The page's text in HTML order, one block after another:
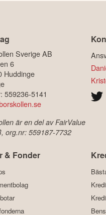
Sverige AB
6
Huddinge
559236-5141
är en del av FairValue
org.nr: 559187-7732
& Fonder